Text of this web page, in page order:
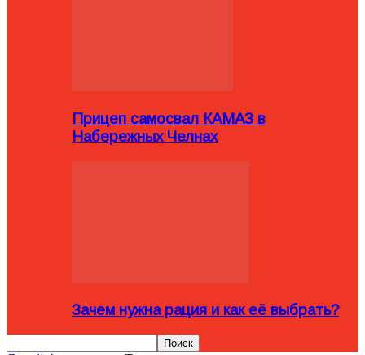
Прицеп самосвал КАМАЗ в
Набережных Челнах
Зачем нужна рация и как её выбрать?